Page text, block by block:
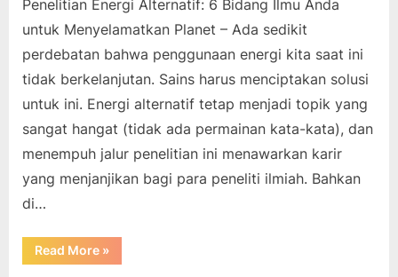
Penelitian Energi Alternatif: 6 Bidang Ilmu Anda
untuk Menyelamatkan Planet – Ada sedikit
perdebatan bahwa penggunaan energi kita saat ini
tidak berkelanjutan. Sains harus menciptakan solusi
untuk ini. Energi alternatif tetap menjadi topik yang
sangat hangat (tidak ada permainan kata-kata), dan
menempuh jalur penelitian ini menawarkan karir
yang menjanjikan bagi para peneliti ilmiah. Bahkan
di…
Read More“Penelitian
Energi
»